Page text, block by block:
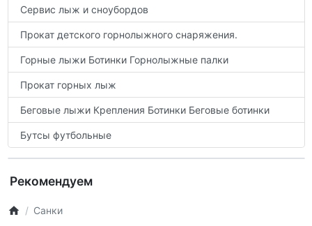
Сервис лыж и сноубордов
Прокат детского горнолыжного снаряжения.
Горные лыжи Ботинки Горнолыжные палки
Прокат горных лыж
Беговые лыжи Крепления Ботинки Беговые ботинки
Бутсы футбольные
Рекомендуем
Санки